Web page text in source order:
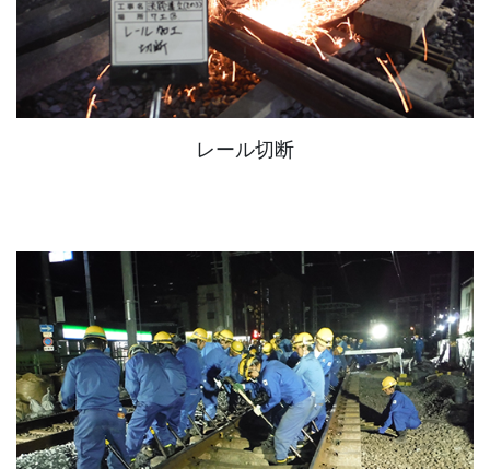
レール切断